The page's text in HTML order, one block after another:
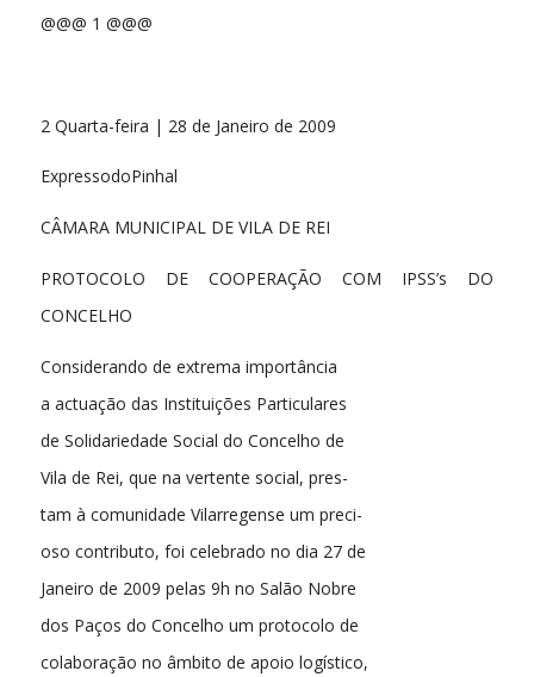
@@@ 1 @@@
2 Quarta-feira | 28 de Janeiro de 2009
ExpressodoPinhal
CÂMARA MUNICIPAL DE VILA DE REI
PROTOCOLO DE COOPERAÇÃO COM IPSS’s DO
CONCELHO
Considerando de extrema importância
a actuação das Instituições Particulares
de Solidariedade Social do Concelho de
Vila de Rei, que na vertente social, pres-
tam à comunidade Vilarregense um preci-
oso contributo, foi celebrado no dia 27 de
Janeiro de 2009 pelas 9h no Salão Nobre
dos Paços do Concelho um protocolo de
colaboração no âmbito de apoio logístico,